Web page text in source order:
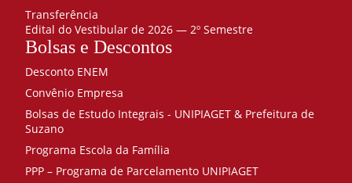
Transferência
Edital do Vestibular de 2026 — 2º Semestre
Bolsas e Descontos
Desconto ENEM
Convênio Empresa
Bolsas de Estudo Integrais - UNIPIAGET & Prefeitura de
Suzano
Programa Escola da Família
PPP – Programa de Parcelamento UNIPIAGET